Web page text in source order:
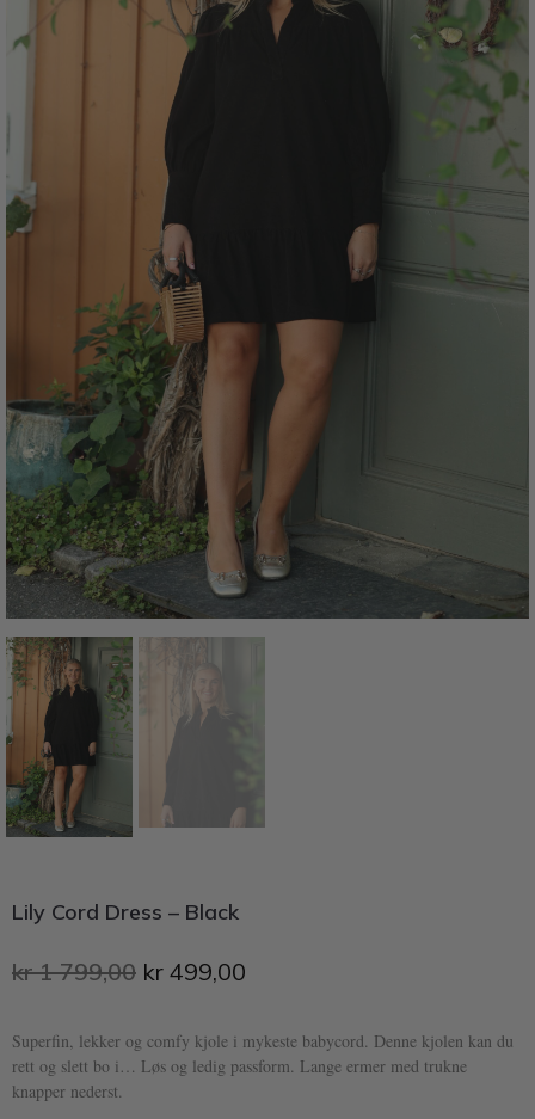
Lily Cord Dress – Black
kr1 799,00 kr 499,00
Superfin, lekker og comfy kjole i mykeste babycord. Denne kjolen kan du
rett og slett bo i… Løs og ledig passform. Lange ermer med trukne
knapper nederst.